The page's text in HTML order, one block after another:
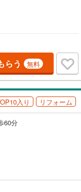
らう 無料
入り リフォーム
60分
西日本）
)
価付き（0）
0）